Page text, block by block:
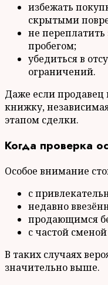
избежать
скрытыми
не переплатить
пробегом;
убедиться в
ограничений.
Даже если продавец
книжку,
этапом сделки.
Когда проверка
Особое внимание
с
недавно
продающимся
с частой
В таких случаях
значительно выше.